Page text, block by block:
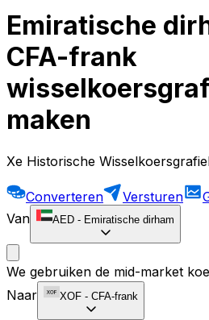
Emiratische
CFA-frank
maken
Xe Historische
Converteren Versturen
Van
AED - Emiratische dirham
We gebruiken de mid-market
Naar
XOF - CFA-frank